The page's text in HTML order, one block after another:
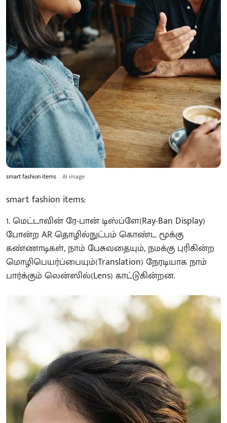
smart fashion items AI image
smart fashion items:
1. மெட்டாவின் ரே-பான் டிஸ்ப்ளே(Ray-Ban Display)
போன்ற AR தொழில்நுட்பம் கொண்ட மூக்கு
கண்ணாடிகள், நாம் பேசுவதையும், நமக்கு புரிகின்ற
மொழிபெயர்ப்பையும்(Translation) நேரடியாக நாம்
பார்க்கும் லென்ஸில்(Lens) காட்டுகின்றன.